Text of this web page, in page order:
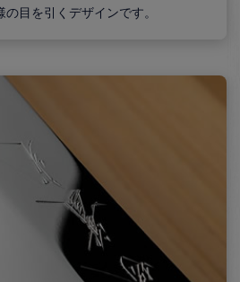
目を引くデザインです。